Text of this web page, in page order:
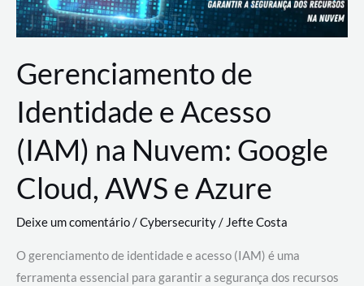
Gerenciamento de
Identidade e Acesso
(IAM) na Nuvem: Google
Cloud, AWS e Azure
Deixe um comentário/Cybersecurity/ Jefte Costa
O gerenciamento de identidade e acesso (IAM) é uma
ferramenta essencial para garantir a segurança dos recursos